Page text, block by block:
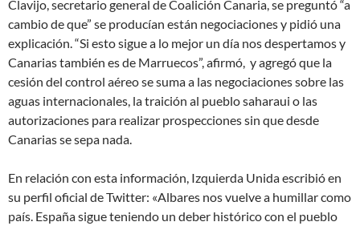
Clavijo, secretario general de Coalición Canaria, se preguntó “a
cambio de que” se producían están negociaciones y pidió una
explicación. “Si esto sigue a lo mejor un día nos despertamos y
Canarias también es de Marruecos”, afirmó, y agregó que la
cesión del control aéreo se suma a las negociaciones sobre las
aguas internacionales, la traición al pueblo saharaui o las
autorizaciones para realizar prospecciones sin que desde
Canarias se sepa nada.
En relación con esta información, Izquierda Unida escribió en
su perfil oficial de Twitter: «Albares nos vuelve a humillar como
país. España sigue teniendo un deber histórico con el pueblo